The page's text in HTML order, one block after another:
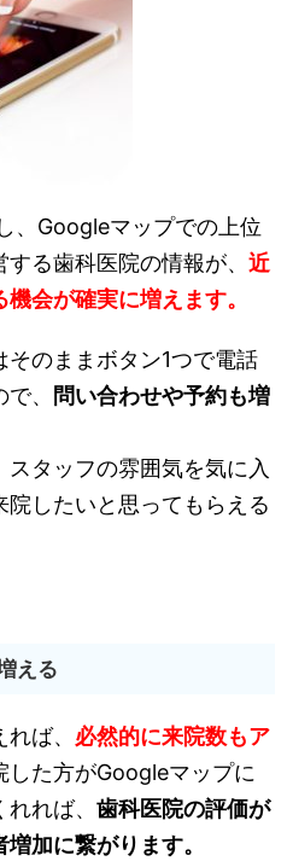
、Googleマップでの上位
る歯科医院の情報が、 近
会が確実に増えます。
のままボタン1つで電話
、 問い合わせや予約も増
タッフの雰囲気を気に入
したいと思ってもらえる
える
ば、 必然的に来院数もア
した方がGoogleマップに
れば、 歯科医院の評価が
加に繋がります。